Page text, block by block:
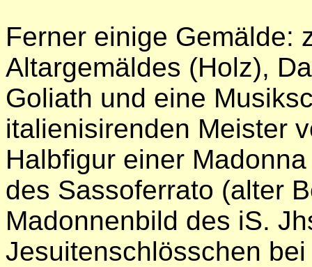
Ferner einige Gemälde:
Altargemäldes (Holz),
Goliath und eine
italienisirenden Meister
Halbfigur einer
des Sassoferrato (alter
Madonnenbild des iS.
Jesuitenschlösschen